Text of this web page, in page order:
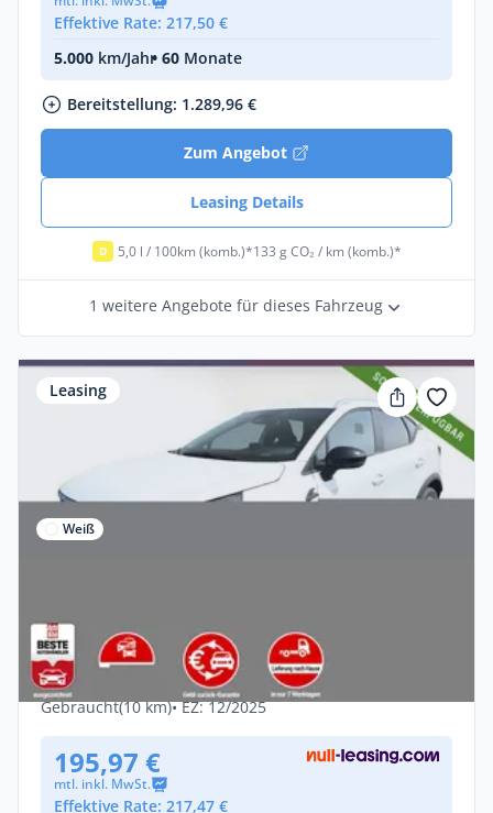
Effektive Rate: 217,50 €
5.000 km/Jahr• 60 Monate
Bereitstellung: 1.289,96 €
Zum Angebot
Leasing Details
D 5,0 l / 100km (komb.)*133 g CO₂ / km (komb.)*
1 weitere Angebote für dieses Fahrzeug
Leasing
Weiß
Mitsubishi ASX Plus MT SHZ LED+ Keyl
LM17 CarPlay PrivG Kam
Benzin •
91 PS (67 kW)
Gebraucht(10 km)• EZ: 12/2025
195,97 €
mtl. inkl. MwSt.
Effektive Rate: 217,47 €